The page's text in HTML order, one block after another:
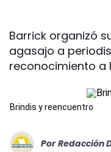
Barrick organizó
agasajo a
reconocimiento a
Brindis y reencuentro
Por Redacción